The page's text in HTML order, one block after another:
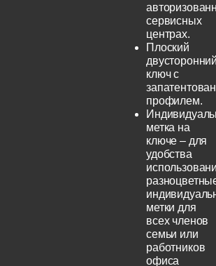
сервисных
центрах.
Плоский
ключ с
профилем.
метка на
ключе – для
удобства
метки для
всех членов
семьи или
работников
офиса